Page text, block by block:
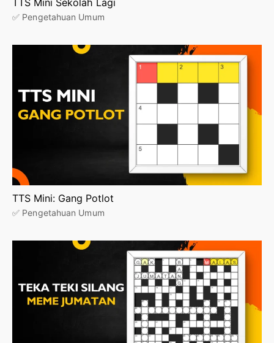
✅ Pengetahuan Umum
TTS Mini: Gang Potlot
✅ Pengetahuan Umum